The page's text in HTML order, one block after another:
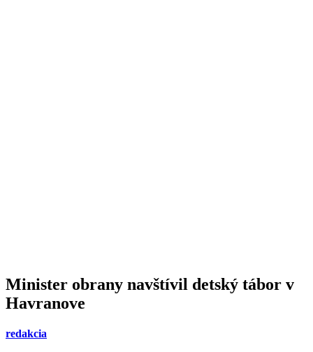
Minister obrany navštívil detský tábor v
Havranove
redakcia